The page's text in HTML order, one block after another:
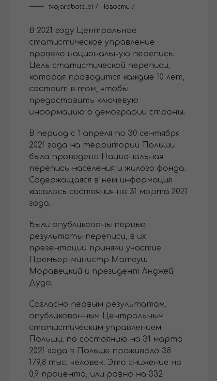
tvojarabota.pl / Новости /
В 2021 году Центральное
статистическое управление
провело национальную перепись.
Цель статистической переписи,
которая проводится каждые 10 лет,
состоит в том, чтобы
предоставить ключевую
информацию о демографии страны.
В период с 1 апреля по 30 сентября
2021 года на территории Польши
была проведена Национальная
перепись населения и жилого фонда.
Содержащаяся в нем информация
касалась состояния на 31 марта 2021
года.
Были опубликованы первые
результаты переписи, в их
презентации приняли участие
Премьер-министр Матеуш
Моравецкий и президент Анджей
Дуда.
Согласно первым результатам,
опубликованным Центральным
статистическим управлением
Польши, по состоянию на 31 марта
2021 года в Польше проживало 38
179,8 тыс. человек. Это снижение на
0,9 процента, или ровно на 332